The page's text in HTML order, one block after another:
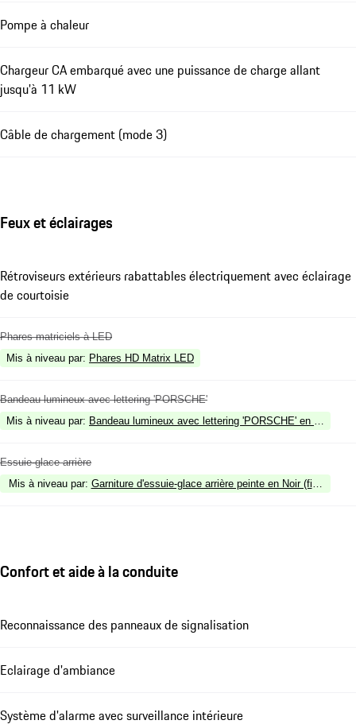
Pompe à chaleur
Chargeur CA embarqué avec une puissance de charge allant
jusqu'à 11 kW
Câble de chargement (mode 3)
Feux et éclairages
Rétroviseurs extérieurs rabattables électriquement avec éclairage
de courtoisie
Phares matriciels à LED
Mis à niveau par: Phares HD Matrix LED
Bandeau lumineux avec lettering 'PORSCHE'
Mis à niveau par: Bandeau lumineux avec lettering 'PORSCHE' en Noir
Essuie-glace arrière
Mis à niveau par: Garniture d'essuie-glace arrière peinte en Noir (finition
Confort et aide à la conduite
Reconnaissance des panneaux de signalisation
Eclairage d'ambiance
Système d'alarme avec surveillance intérieure